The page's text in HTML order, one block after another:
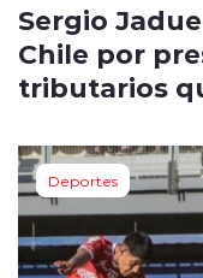
Sergio
Chile por
tributarios
Deportes